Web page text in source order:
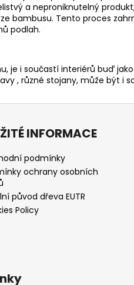
a neproniknutelný
bambusu. Tento proces
podlah.
je i součastí interiérů buď
, různé stojany, může být i
INFORMACE
podmínky
ochrany osobních
původ dřeva EUTR
Policy